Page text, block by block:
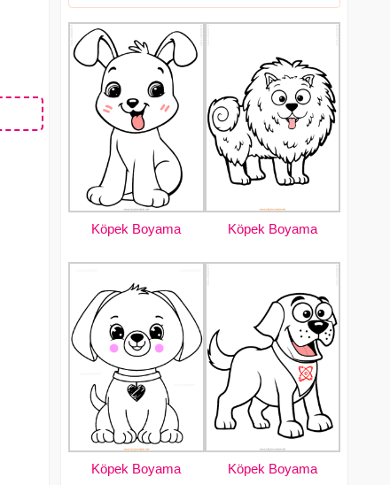
Köpek Boyama Köpek Boyama
Köpek Boyama Köpek Boyama